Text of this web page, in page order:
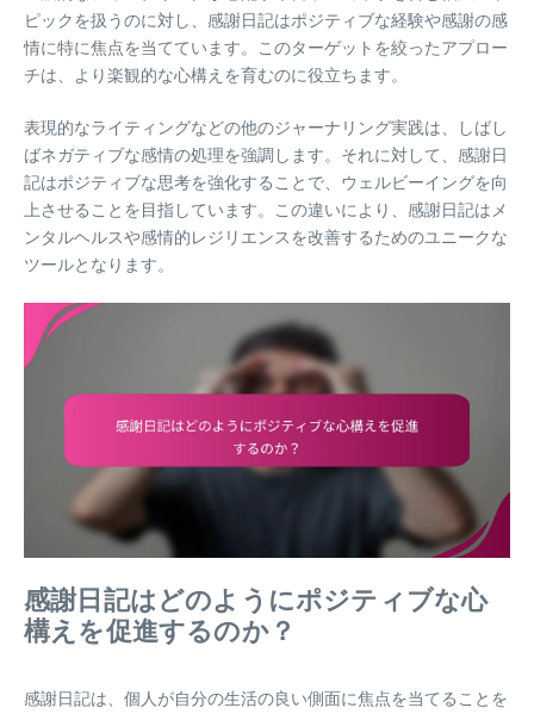
ピックを扱うのに対し、感謝日記はポジティブな経験や感謝の感
情に特に焦点を当てています。このターゲットを絞ったアプロー
チは、より楽観的な心構えを育むのに役立ちます。
表現的なライティングなどの他のジャーナリング実践は、しばし
ばネガティブな感情の処理を強調します。それに対して、感謝日
記はポジティブな思考を強化することで、ウェルビーイングを向
上させることを目指しています。この違いにより、感謝日記はメ
ンタルヘルスや感情的レジリエンスを改善するためのユニークな
ツールとなります。
感謝日記はどのようにポジティブな心
構えを促進するのか？
感謝日記は、個人が自分の生活の良い側面に焦点を当てることを